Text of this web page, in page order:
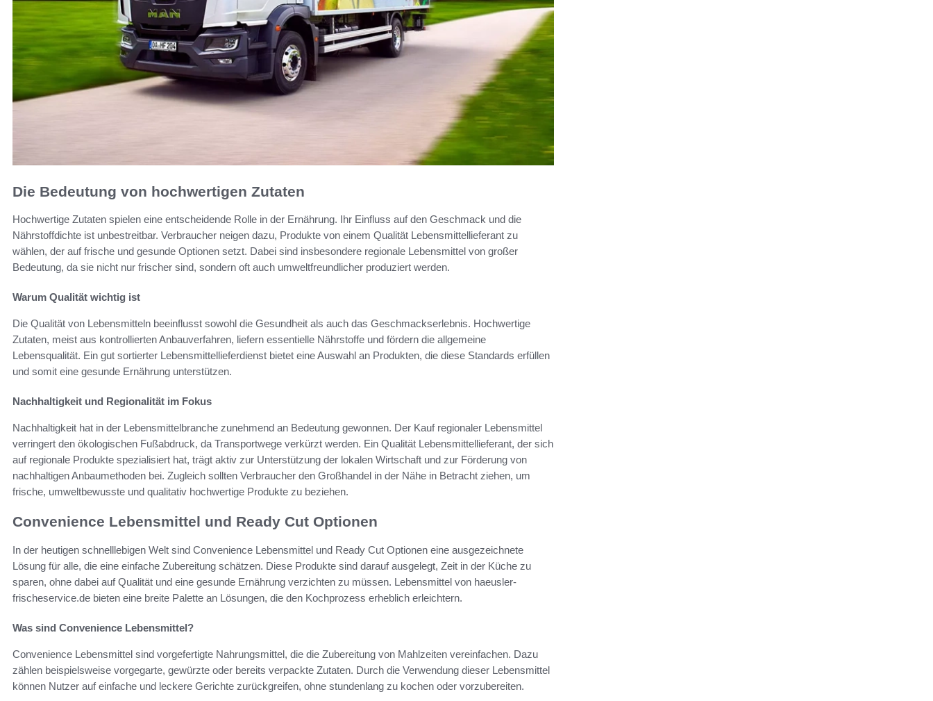
Die Bedeutung von hochwertigen Zutaten
Hochwertige Zutaten spielen eine entscheidende Rolle in der Ernährung. Ihr Einfluss auf den Geschmack und die
Nährstoffdichte ist unbestreitbar. Verbraucher neigen dazu, Produkte von einem Qualität Lebensmittellieferant zu
wählen, der auf frische und gesunde Optionen setzt. Dabei sind insbesondere regionale Lebensmittel von großer
Bedeutung, da sie nicht nur frischer sind, sondern oft auch umweltfreundlicher produziert werden.
Warum Qualität wichtig ist
Die Qualität von Lebensmitteln beeinflusst sowohl die Gesundheit als auch das Geschmackserlebnis. Hochwertige
Zutaten, meist aus kontrollierten Anbauverfahren, liefern essentielle Nährstoffe und fördern die allgemeine
Lebensqualität. Ein gut sortierter Lebensmittellieferdienst bietet eine Auswahl an Produkten, die diese Standards erfüllen
und somit eine gesunde Ernährung unterstützen.
Nachhaltigkeit und Regionalität im Fokus
Nachhaltigkeit hat in der Lebensmittelbranche zunehmend an Bedeutung gewonnen. Der Kauf regionaler Lebensmittel
verringert den ökologischen Fußabdruck, da Transportwege verkürzt werden. Ein Qualität Lebensmittellieferant, der sich
auf regionale Produkte spezialisiert hat, trägt aktiv zur Unterstützung der lokalen Wirtschaft und zur Förderung von
nachhaltigen Anbaumethoden bei. Zugleich sollten Verbraucher den Großhandel in der Nähe in Betracht ziehen, um
frische, umweltbewusste und qualitativ hochwertige Produkte zu beziehen.
Convenience Lebensmittel und Ready Cut Optionen
In der heutigen schnelllebigen Welt sind Convenience Lebensmittel und Ready Cut Optionen eine ausgezeichnete
Lösung für alle, die eine einfache Zubereitung schätzen. Diese Produkte sind darauf ausgelegt, Zeit in der Küche zu
sparen, ohne dabei auf Qualität und eine gesunde Ernährung verzichten zu müssen. Lebensmittel von haeusler-
frischeservice.de bieten eine breite Palette an Lösungen, die den Kochprozess erheblich erleichtern.
Was sind Convenience Lebensmittel?
Convenience Lebensmittel sind vorgefertigte Nahrungsmittel, die die Zubereitung von Mahlzeiten vereinfachen. Dazu
zählen beispielsweise vorgegarte, gewürzte oder bereits verpackte Zutaten. Durch die Verwendung dieser Lebensmittel
können Nutzer auf einfache und leckere Gerichte zurückgreifen, ohne stundenlang zu kochen oder vorzubereiten.